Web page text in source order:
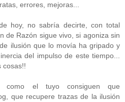
errores, mejoras...
hoy, no sabría decirte, con total
de Razón sigue vivo, si agoniza sin
ilusión que lo movía ha gripado y
del impulso de este tiempo...
cosas!!
como el tuyo consiguen que
que recupere trazas de la ilusión